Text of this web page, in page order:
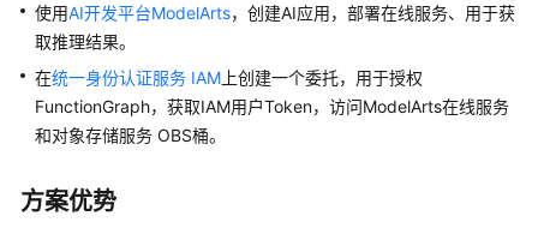
语
音
识
别-
隐
通
使用AI开发平台ModelArts，创建AI应用，部署在线服务、用于获
取推理结果。
在统一身份认证服务 IAM 上创建一个委托，用于授权
FunctionGraph，获取IAM用户Token，访问ModelArts在线服务
和对象存储服务 OBS桶。
方案优势